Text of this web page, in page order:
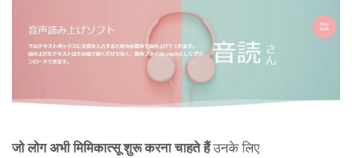
जो लोग अभी मिमिकात्सू शुरू करना चाहते हैंउनके लिए